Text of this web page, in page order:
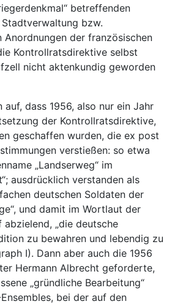
betreffenden
bzw.
Anordnungen der französischen
Kontrollratsdirektive selbst
nicht aktenkundig geworden
auf, dass 1956, also nur ein Jahr
der Kontrollratsdirektive,
geschaffen wurden, die ex post
verstießen: so etwa
„Landserweg“ im
ausdrücklich verstanden als
deutschen Soldaten der
und damit im Wortlaut der
„die deutsche
zu bewahren und lebendig zu
I). Dann aber auch die 1956
Hermann Albrecht geforderte,
„gründliche Bearbeitung“
Ensembles, bei der auf den